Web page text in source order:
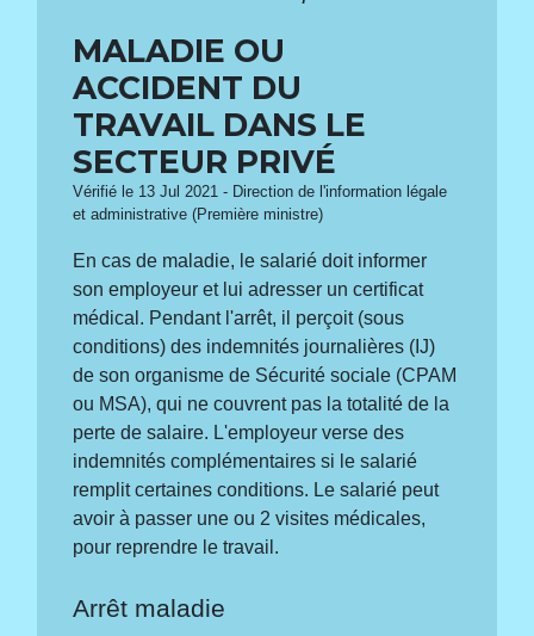
MALADIE OU
ACCIDENT DU
TRAVAIL DANS LE
SECTEUR PRIVÉ
Vérifié le 13 Jul 2021 - Direction de l'information légale
et administrative (Première ministre)
En cas de maladie, le salarié doit informer
son employeur et lui adresser un certificat
médical. Pendant l'arrêt, il perçoit (sous
conditions) des indemnités journalières (IJ)
de son organisme de Sécurité sociale (CPAM
ou MSA), qui ne couvrent pas la totalité de la
perte de salaire. L'employeur verse des
indemnités complémentaires si le salarié
remplit certaines conditions. Le salarié peut
avoir à passer une ou 2 visites médicales,
pour reprendre le travail.
Arrêt maladie